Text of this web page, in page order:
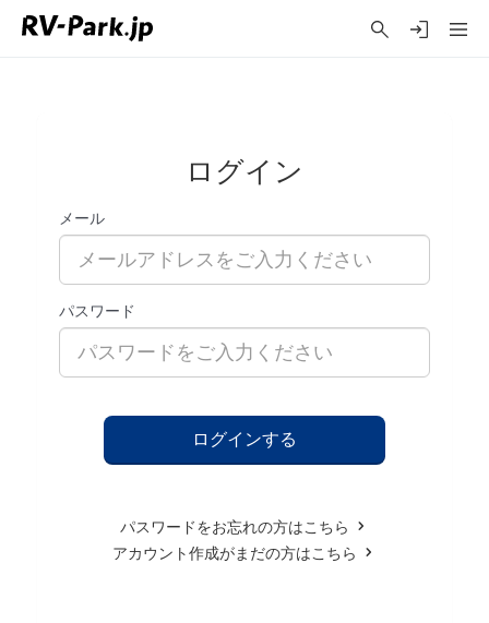
ログイン
メール
パスワード
パスワードをお忘れの方はこちら
アカウント作成がまだの方はこちら